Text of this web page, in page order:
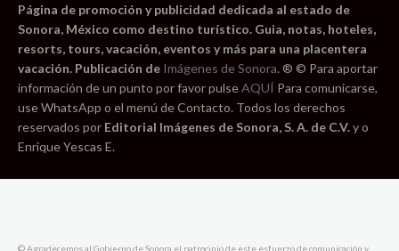
Página de promoción y publicidad dedicada al estado de
Sonora, México como destino turístico. Guia, notas, hoteles,
resorts, tours, vacación, eventos y más para una placentera
vacación. Publicación de Imágenes de Sonora. ® © Para aportar
información de un punto por favor pulseAQUÍ Para comunicarse,
use WhatsApp o el menú de Contacto. Todos los derechos
reservados por Editorial Imágenes de Sonora, S. A. de C.V.y o
Enrique Yescas E.
© Agradecemos al Gobierno de Sonora el patrocinio de este esfuerzo de comunicación y